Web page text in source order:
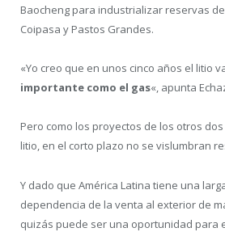
Baocheng para industrializar reservas
Coipasa y Pastos Grandes.
«Yo creo que en unos cinco años el litio
importante como el gas«, apunta
Pero como los proyectos de los otros
litio, en el corto plazo no se vislumbran
Y dado que América Latina tiene una
dependencia de la venta al exterior de
quizás puede ser una oportunidad para